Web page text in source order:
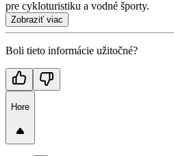
pre cykloturistiku a vodné športy.
Zobraziť viac
Boli tieto informácie užitočné?
Hore